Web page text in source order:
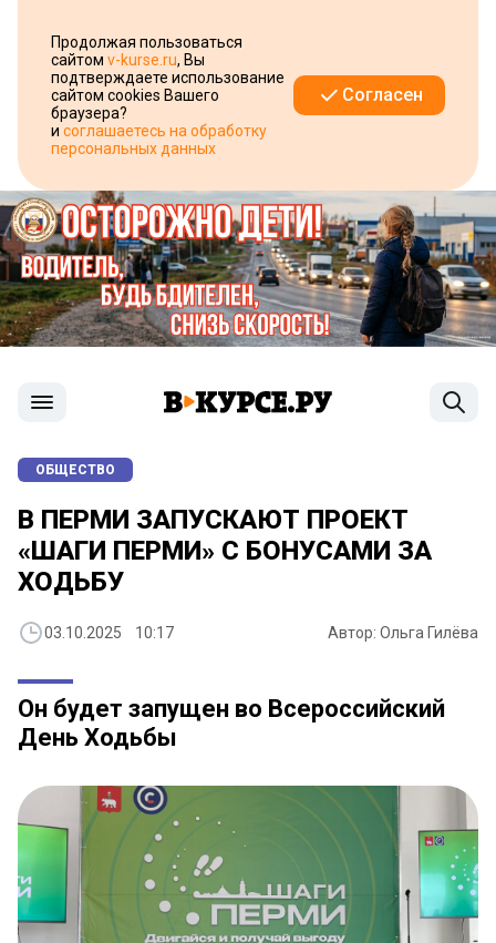
Продолжая пользоваться
сайтом v-kurse.ru, Вы
подтверждаете использование
сайтом cookies Вашего
браузера?
и соглашаетесь на обработку
персональных данных
Согласен
ОБЩЕСТВО
В ПЕРМИ ЗАПУСКАЮТ ПРОЕКТ
«ШАГИ ПЕРМИ» С БОНУСАМИ ЗА
ХОДЬБУ
03.10.2025 10:17 Автор: Ольга Гилёва
Он будет запущен во Всероссийский
День Ходьбы